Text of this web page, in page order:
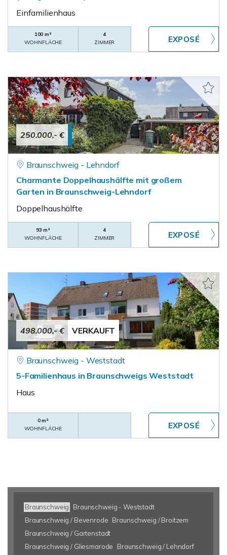
Einfamilienhaus
100 m²
WOHNFLÄCHE
4
ZIMMER
250.000,- €
Braunschweig - Lehndorf
Charmante Doppelhaushälfte mit großem
Garten in Braunschweig-Lehndorf
Doppelhaushälfte
93 m²
WOHNFLÄCHE
4
ZIMMER
498.000,- € VERKAUFT
Braunschweig - Weststadt
5-Familienhaus in Braunschweigs Weststadt
Haus
0 m²
WOHNFLÄCHE
Braunschweig
Braunschweig - Weststadt
Braunschweig / Bevenrode Braunschweig / Broitzem
Braunschweig / Gartenstadt
Braunschweig / Gliesmarode
Braunschweig / Lehndorf